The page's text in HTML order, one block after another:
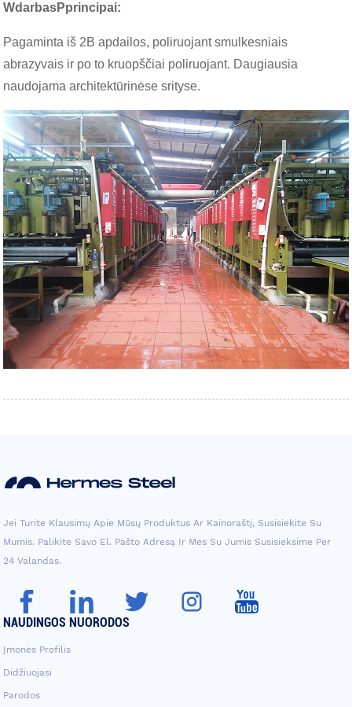
WdarbasPprincipai:
Pagaminta iš 2B apdailos, poliruojant smulkesniais
abrazyvais ir po to kruopščiai poliruojant. Daugiausia
naudojama architektūrinėse srityse.
Jei Turite Klausimų Apie Mūsų Produktus Ar Kainoraštį, Susisiekite Su
Mumis. Palikite Savo El. Pašto Adresą Ir Mes Su Jumis Susisieksime Per
24 Valandas.
NAUDINGOS NUORODOS
Įmonės Profilis
Didžiuojasi
Parodos